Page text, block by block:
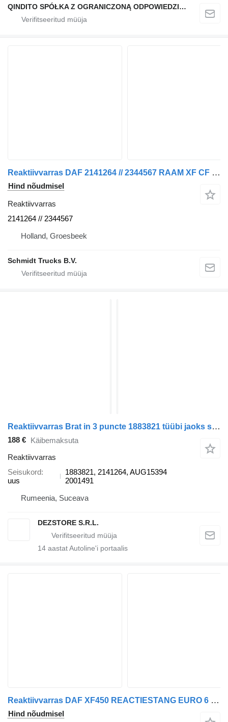
QINDITO SPÓŁKA Z OGRANICZONĄ ODPOWIEDZIALNOŚCIĄ
Reaktiivvarras DAF 2141264 // 2344567 RAAM XF CF 480 MUDEL 2021 tüübi jaoks sadulveoki
Hind nõudmisel
Reaktiivvarras
2141264 // 2344567
Holland, Groesbeek
Schmidt Trucks B.V.
Reaktiivvarras Brat in 3 puncte 1883821 tüübi jaoks sadulveoki DAF XF
188 €
Käibemaksuta
Reaktiivvarras
Seisukord
uus
1883821, 2141264, AUG15394
2001491
Rumeenia, Suceava
DEZSTORE S.R.L.
14 aastat Autoline'i portaalis
Reaktiivvarras DAF XF450 REACTIESTANG EURO 6 2118348 tüübi jaoks sadulveoki
Hind nõudmisel